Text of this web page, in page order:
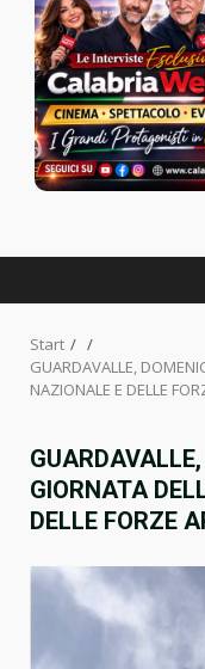
Start
GUARDAVALLE,
NAZIONALE E DELLE
GIORNATA
DELLE FORZE